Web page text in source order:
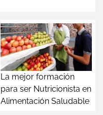
La mejor formación
para ser Nutricionista en
Alimentación Saludable